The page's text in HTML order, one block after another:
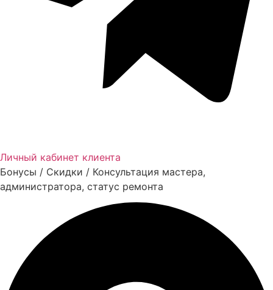
Личный кабинет клиента
Бонусы / Скидки / Консультация мастера,
администратора, статус ремонта